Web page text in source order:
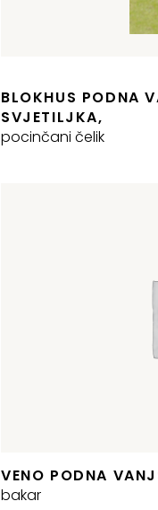
BLOKHUS PODNA
SVJETILJKA,
pocinčani čelik
VENO PODNA
bakar